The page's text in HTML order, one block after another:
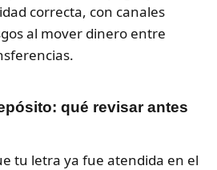
correcta, con canales
al mover dinero entre
qué revisar antes
tu letra ya fue atendida en el